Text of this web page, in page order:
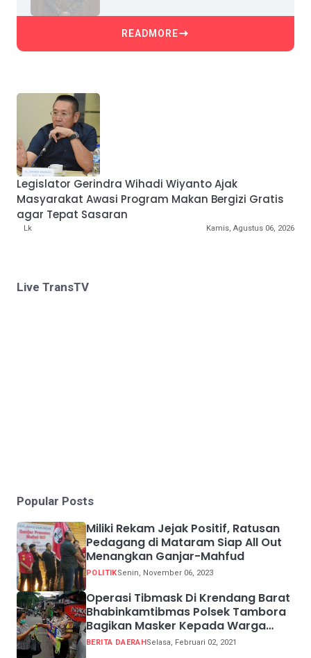
READMORE
Legislator Gerindra Wihadi Wiyanto Ajak
Masyarakat Awasi Program Makan Bergizi Gratis
agar Tepat Sasaran
Lk Kamis, Agustus 06, 2026
Live TransTV
Popular Posts
Miliki Rekam Jejak Positif, Ratusan
Pedagang di Mataram Siap All Out
Menangkan Ganjar-Mahfud
POLITIKSenin, November 06, 2023
Operasi Tibmask Di Krendang Barat
Bhabinkamtibmas Polsek Tambora
Bagikan Masker Kepada Warga
Pelanggar Prokes
BERITA DAERAHSelasa, Februari 02, 2021